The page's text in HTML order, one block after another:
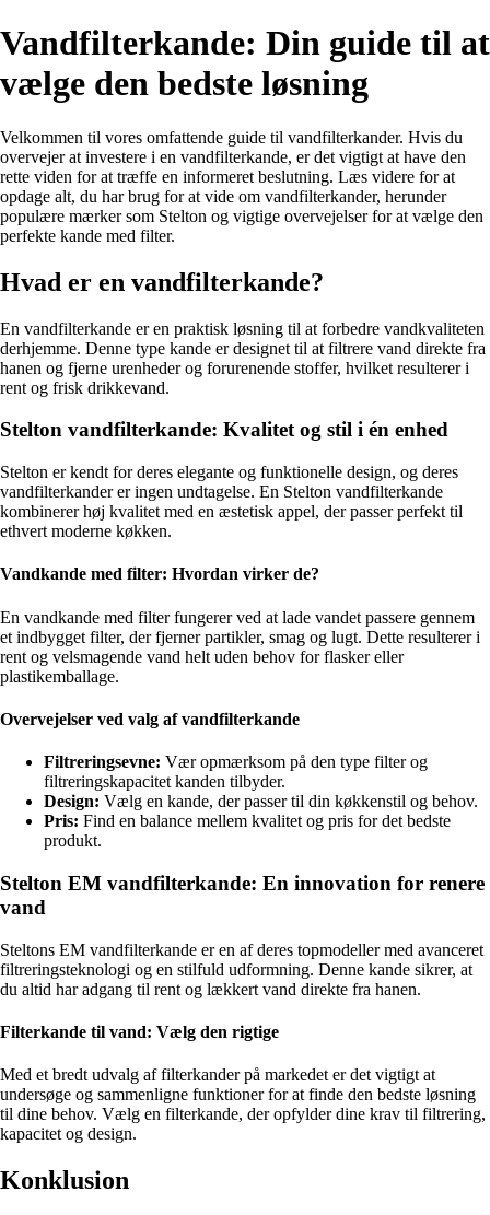
Vandfilterkande: Din guide til at
vælge den bedste løsning
Velkommen til vores omfattende guide til vandfilterkander. Hvis du
overvejer at investere i en vandfilterkande, er det vigtigt at have den
rette viden for at træffe en informeret beslutning. Læs videre for at
opdage alt, du har brug for at vide om vandfilterkander, herunder
populære mærker som Stelton og vigtige overvejelser for at vælge den
perfekte kande med filter.
Hvad er en vandfilterkande?
En vandfilterkande er en praktisk løsning til at forbedre vandkvaliteten
derhjemme. Denne type kande er designet til at filtrere vand direkte fra
hanen og fjerne urenheder og forurenende stoffer, hvilket resulterer i
rent og frisk drikkevand.
Stelton vandfilterkande: Kvalitet og stil i én enhed
Stelton er kendt for deres elegante og funktionelle design, og deres
vandfilterkander er ingen undtagelse. En Stelton vandfilterkande
kombinerer høj kvalitet med en æstetisk appel, der passer perfekt til
ethvert moderne køkken.
Vandkande med filter: Hvordan virker de?
En vandkande med filter fungerer ved at lade vandet passere gennem
et indbygget filter, der fjerner partikler, smag og lugt. Dette resulterer i
rent og velsmagende vand helt uden behov for flasker eller
plastikemballage.
Overvejelser ved valg af vandfilterkande
Filtreringsevne: Vær opmærksom på den type filter og
filtreringskapacitet kanden tilbyder.
Design: Vælg en kande, der passer til din køkkenstil og behov.
Pris: Find en balance mellem kvalitet og pris for det bedste
produkt.
Stelton EM vandfilterkande: En innovation for renere
vand
Steltons EM vandfilterkande er en af deres topmodeller med avanceret
filtreringsteknologi og en stilfuld udformning. Denne kande sikrer, at
du altid har adgang til rent og lækkert vand direkte fra hanen.
Filterkande til vand: Vælg den rigtige
Med et bredt udvalg af filterkander på markedet er det vigtigt at
undersøge og sammenligne funktioner for at finde den bedste løsning
til dine behov. Vælg en filterkande, der opfylder dine krav til filtrering,
kapacitet og design.
Konklusion